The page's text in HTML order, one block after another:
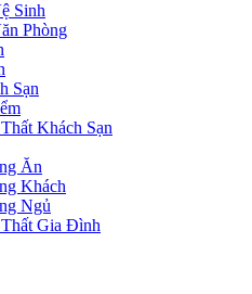
Sinh
Phòng
Sạn
Khách Sạn
Ăn
Khách
Ngủ
Gia Đình